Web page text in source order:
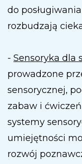
do
rozbudzają
- Sensoryka dla
prowadzone
sensorycznej,
zabaw i
systemy
umiejętności
rozwój